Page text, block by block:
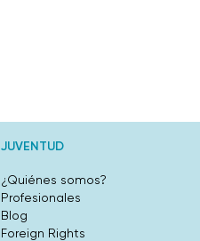
JUVENTUD
¿Quiénes somos?
Profesionales
Blog
Foreign Rights